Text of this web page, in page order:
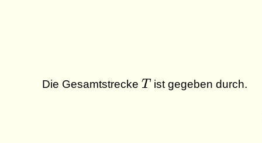
Die Gesamtstrecke T
T ist gegeben durch.